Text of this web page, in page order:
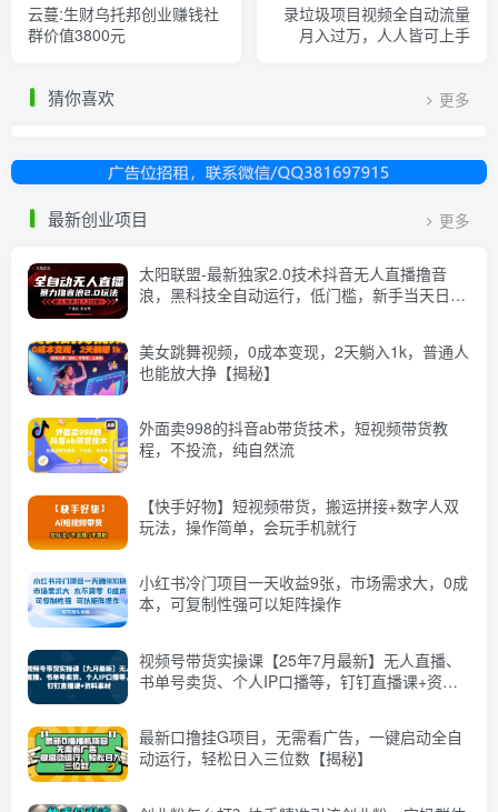
云蔓:生财乌托邦创业赚钱社
群价值3800元
录垃圾项目视频全自动流量
月入过万，人人皆可上手
猜你喜欢 更多
最新创业项目 更多
太阳联盟-最新独家2.0技术抖音无人直播撸音
浪，黑科技全自动运行，低门槛，新手当天日入
美女跳舞视频，0成本变现，2天躺入1k，普通人
也能放大挣【揭秘】
外面卖998的抖音ab带货技术，短视频带货教
程，不投流，纯自然流
【快手好物】短视频带货，搬运拼接+数字人双
玩法，操作简单，会玩手机就行
小红书冷门项目一天收益9张，市场需求大，0成
本，可复制性强可以矩阵操作
视频号带货实操课【25年7月最新】无人直播、
书单号卖货、个人IP口播等，钉钉直播课+资料
最新口撸挂G项目，无需看广告，一键启动全自
动运行，轻松日入三位数【揭秘】